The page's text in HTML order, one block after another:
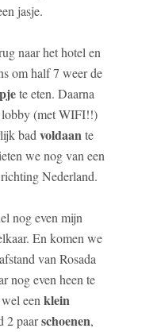
jasje.
naar het hotel en
om half 7 weer de
te eten. Daarna
lobby (met WIFI!!)
badvoldaante
we nog van een
Nederland.
nog even mijn
En komen we
van Rosada
nog even heen te
wel eenklein
2 paarschoenen,